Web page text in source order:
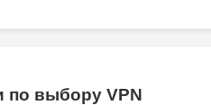
по выбору VPN